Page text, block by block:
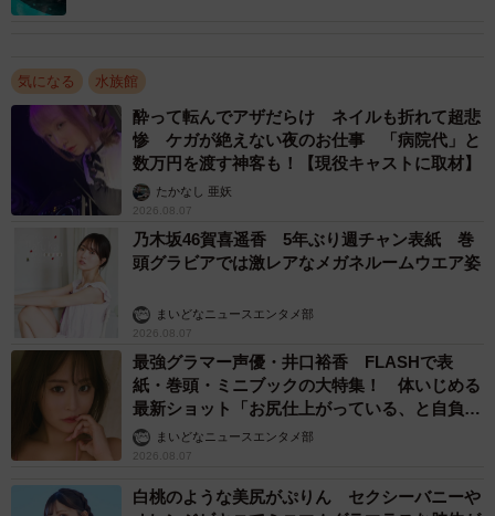
気になる 水族館
酔って転んでアザだらけ ネイルも折れて超悲
惨 ケガが絶えない夜のお仕事 「病院代」と
数万円を渡す神客も！【現役キャストに取材】
たかなし 亜妖
2026.08.07
乃木坂46賀喜遥香 5年ぶり週チャン表紙 巻
頭グラビアでは激レアなメガネルームウエア姿
まいどなニュースエンタメ部
2026.08.07
最強グラマー声優・井口裕香 FLASHで表
紙・巻頭・ミニブックの大特集！ 体いじめる
最新ショット「お尻仕上がっている、と自負し
ています」「いくつになっても理想の身体でい
たい」
まいどなニュースエンタメ部
2026.08.07
白桃のような美尻がぷりん セクシーバニーや